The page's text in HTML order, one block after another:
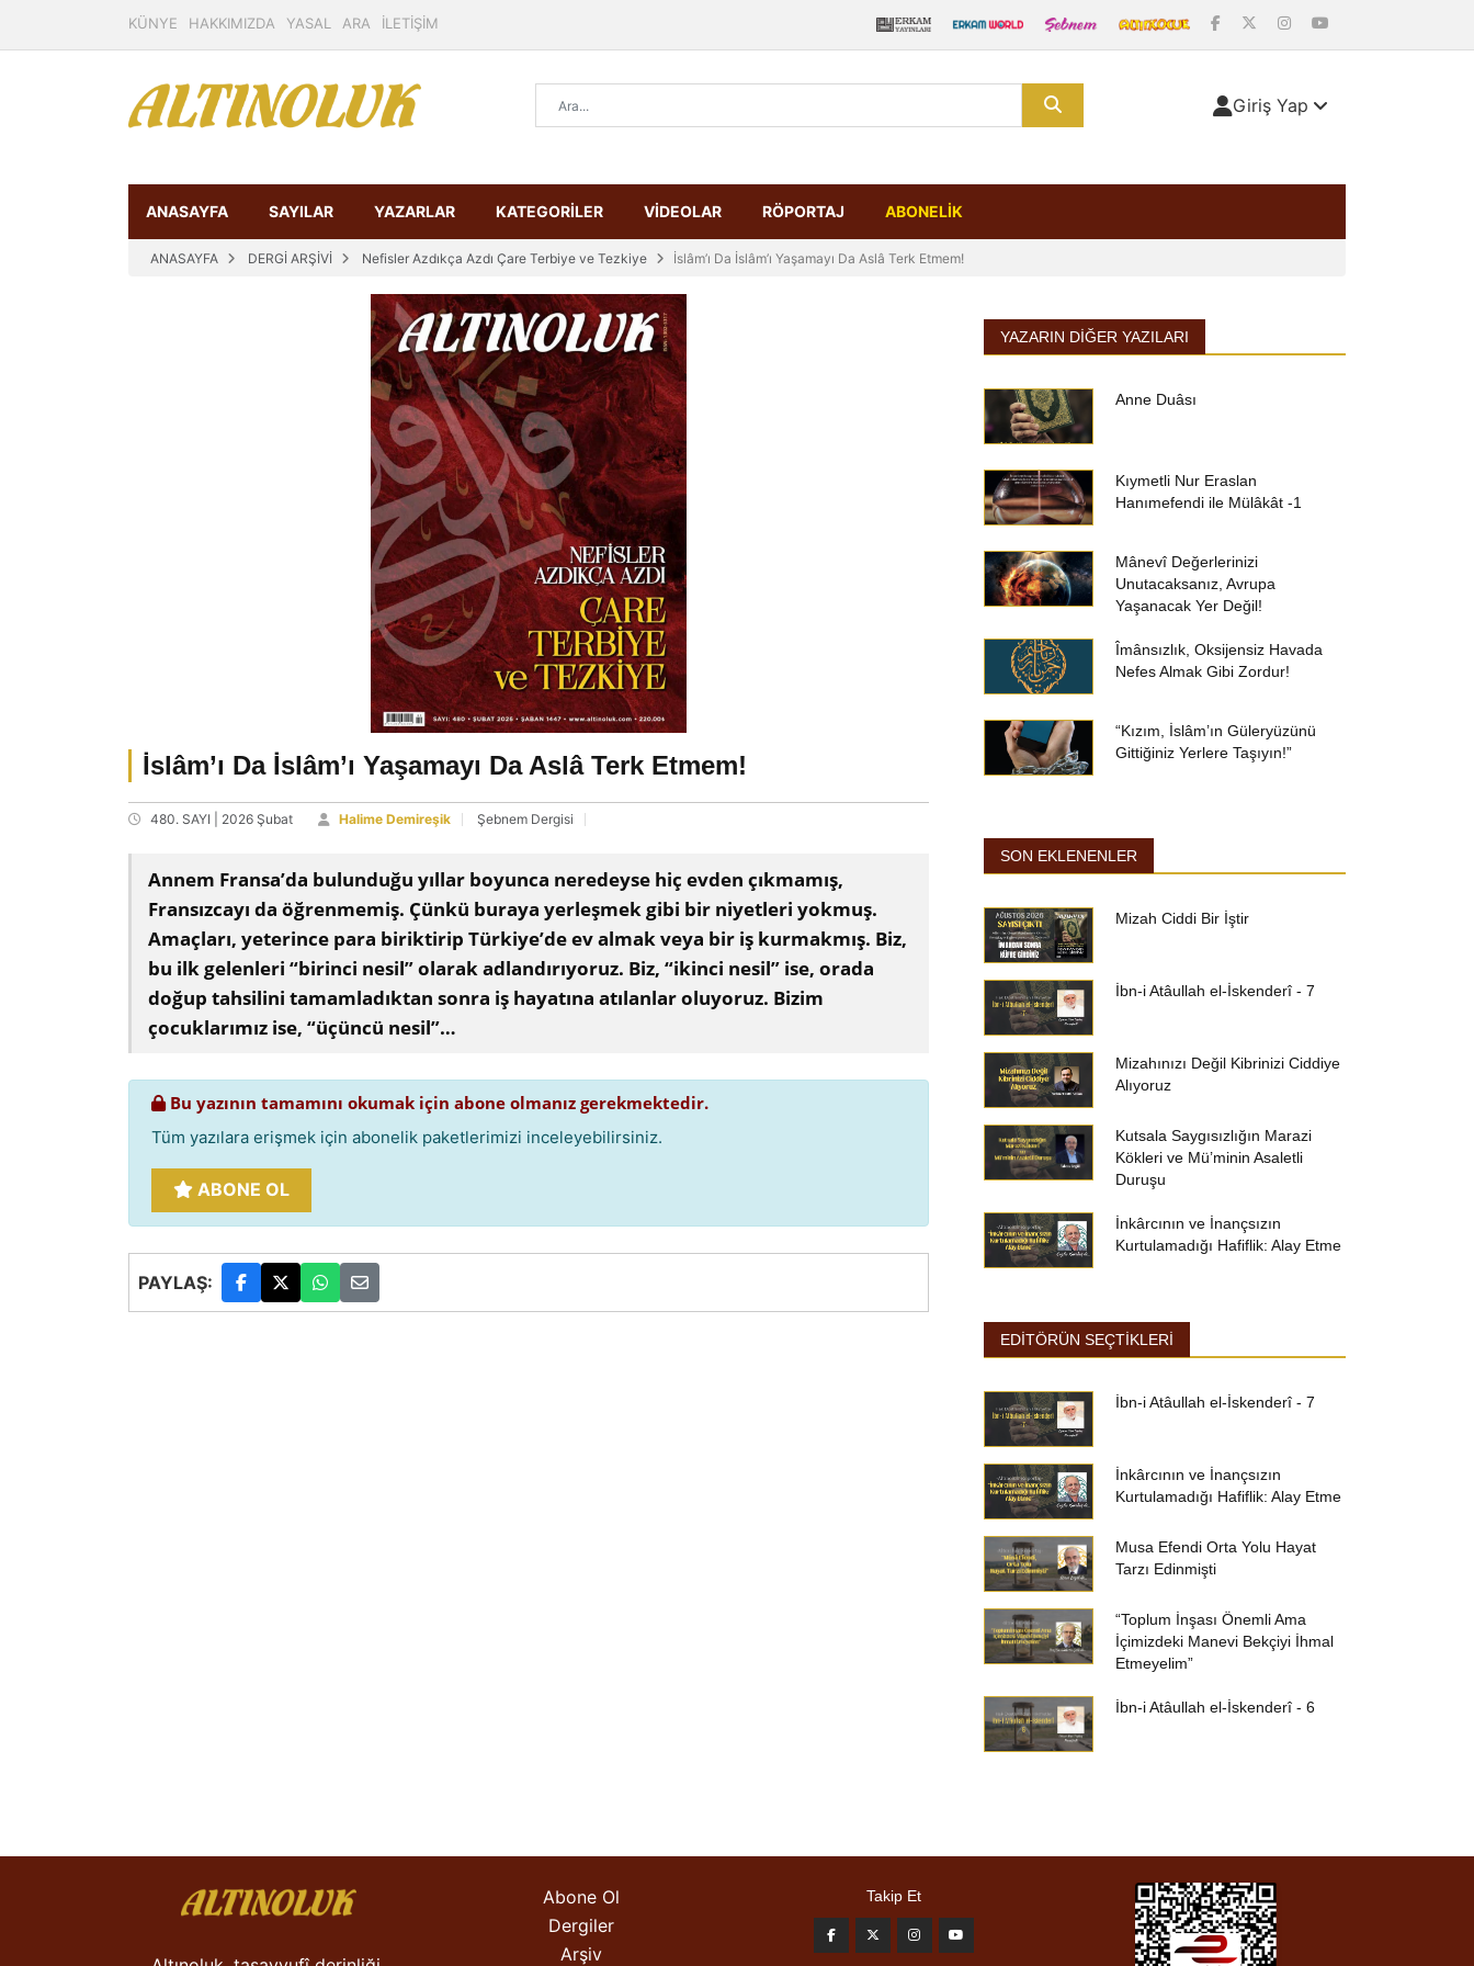
KÜNYE HAKKIMIZDA YASAL ARA İLETİŞİM
Giriş Yap
ANASAYFA SAYILAR YAZARLAR KATEGORİLER VİDEOLAR RÖPORTAJ ABONELİK
ANASAYFA DERGİ ARŞİVİ Nefisler Azdıkça Azdı Çare Terbiye ve Tezkiye İslâm’ı Da İslâm’ı Yaşamayı Da Aslâ Terk Etmem!
İslâm’ı Da İslâm’ı Yaşamayı Da Aslâ Terk Etmem!
480. SAYI | 2026 Şubat Halime Demireşik Şebnem Dergisi
Annem Fransa’da bulunduğu yıllar boyunca neredeyse hiç evden çıkmamış,
Fransızcayı da öğrenmemiş. Çünkü buraya yerleşmek gibi bir niyetleri yokmuş.
Amaçları, yeterince para biriktirip Türkiye’de ev almak veya bir iş kurmakmış. Biz,
bu ilk gelenleri “birinci nesil” olarak adlandırıyoruz. Biz, “ikinci nesil” ise, orada
doğup tahsilini tamamladıktan sonra iş hayatına atılanlar oluyoruz. Bizim
çocuklarımız ise, “üçüncü nesil”…
Bu yazının tamamını okumak için abone olmanız gerekmektedir.
Tüm yazılara erişmek için abonelik paketlerimizi inceleyebilirsiniz.
ABONE OL
PAYLAŞ:
YAZARIN DIĞER YAZILARI
Anne Duâsı
Kıymetli Nur Eraslan
Hanımefendi ile Mülâkât -1
Mânevî Değerlerinizi
Unutacaksanız, Avrupa
Yaşanacak Yer Değil!
Îmânsızlık, Oksijensiz Havada
Nefes Almak Gibi Zordur!
“Kızım, İslâm’ın Güleryüzünü
Gittiğiniz Yerlere Taşıyın!”
SON EKLENENLER
Mizah Ciddi Bir İştir
İbn-i Atâullah el-İskenderî - 7
Mizahınızı Değil Kibrinizi Ciddiye
Alıyoruz
Kutsala Saygısızlığın Marazi
Kökleri ve Mü’minin Asaletli
Duruşu
İnkârcının ve İnançsızın
Kurtulamadığı Hafiflik: Alay Etme
EDİTÖRÜN SEÇTİKLERİ
İbn-i Atâullah el-İskenderî - 7
İnkârcının ve İnançsızın
Kurtulamadığı Hafiflik: Alay Etme
Musa Efendi Orta Yolu Hayat
Tarzı Edinmişti
“Toplum İnşası Önemli Ama
İçimizdeki Manevi Bekçiyi İhmal
Etmeyelim”
İbn-i Atâullah el-İskenderî - 6
Abone Ol
Dergiler
Arşiv
Takip Et